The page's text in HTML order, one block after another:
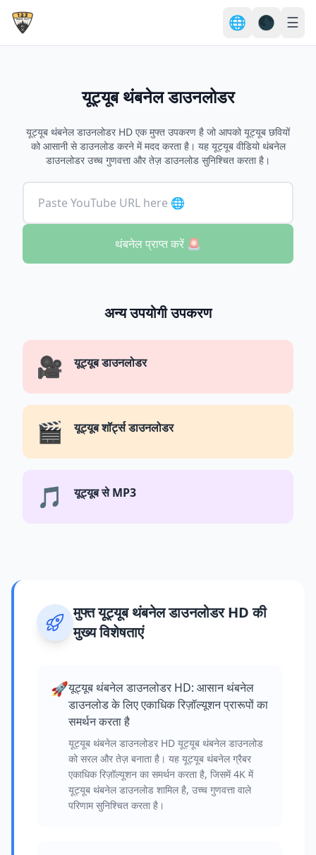
🌐 🌑 ☰
यूट्यूब थंबनेल डाउनलोडर
यूट्यूब थंबनेल डाउनलोडर HD एक मुफ्त उपकरण है जो आपको यूट्यूब छवियों
को आसानी से डाउनलोड करने में मदद करता है। यह यूट्यूब वीडियो थंबनेल
डाउनलोडर उच्च गुणवत्ता और तेज़ डाउनलोड सुनिश्चित करता है।
थंबनेल प्राप्त करें 🚨
अन्य उपयोगी उपकरण
🎥 यूट्यूब डाउनलोडर
🎬 यूट्यूब शॉर्ट्स डाउनलोडर
🎵 यूट्यूब से MP3
मुफ्त यूट्यूब थंबनेल डाउनलोडर HD की
मुख्य विशेषताएं
🚀यूट्यूब थंबनेल डाउनलोडर HD: आसान थंबनेल
डाउनलोड के लिए एकाधिक रिज़ॉल्यूशन प्रारूपों का
समर्थन करता है
यूट्यूब थंबनेल डाउनलोडर HD यूट्यूब थंबनेल डाउनलोड
को सरल और तेज़ बनाता है। यह यूट्यूब थंबनेल ग्रैबर
एकाधिक रिज़ॉल्यूशन का समर्थन करता है, जिसमें 4K में
यूट्यूब थंबनेल डाउनलोड शामिल है, उच्च गुणवत्ता वाले
परिणाम सुनिश्चित करता है।